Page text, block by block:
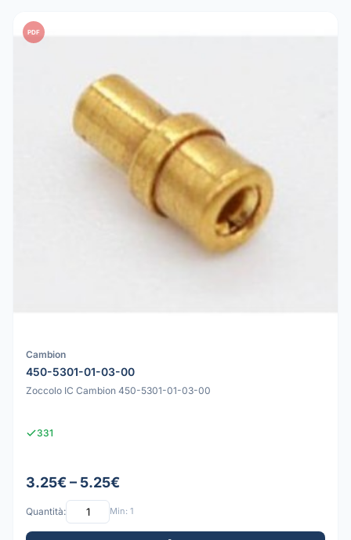
PDF
Cambion
450-5301-01-03-00
Zoccolo IC Cambion 450-5301-01-03-00
331
3.25€ – 5.25€
Quantità: Min: 1